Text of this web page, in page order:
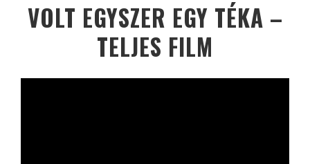
VOLT EGYSZER EGY TÉKA –
TELJES FILM